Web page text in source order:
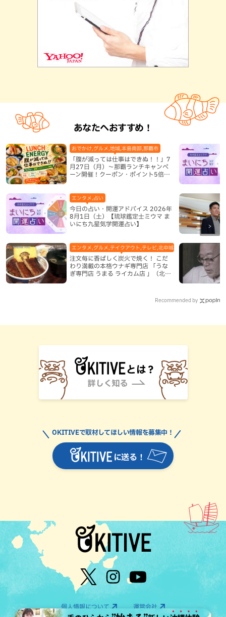
あなたへおすすめ！
「腹が減っては仕事はできぬ！！」7
月27日（月）〜那覇ランチキャンペ
ーン開催！クーポン・ポイント5倍・
おでかけ,グルメ,地域,本島南部,那覇市
今日の占い・開運アドバイス 2026年
8月1日（土）【琉球鑑定士ミウマ ま
いにち九星気学開運占い】
エンタメ,占い
注文毎に香ばしく炭火で焼く！ こだ
わり満載の本格ウナギ専門店 「うな
ぎ専門店 うまる ライカム店 」（北中
エンタメ,グルメ,テイクアウト,テレビ,北中城村,和食・日本料理,地
Recommended by
に送る！
OKITIVEで取材してほしい情報を募集中！
個人情報について 運営会社